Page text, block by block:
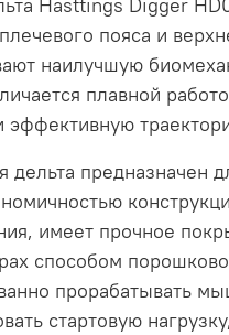
Hasttings Digger
пояса и
наилучшую
плавной
эффективную
предназначен
имеет прочное
способом
прорабатывать
стартовую